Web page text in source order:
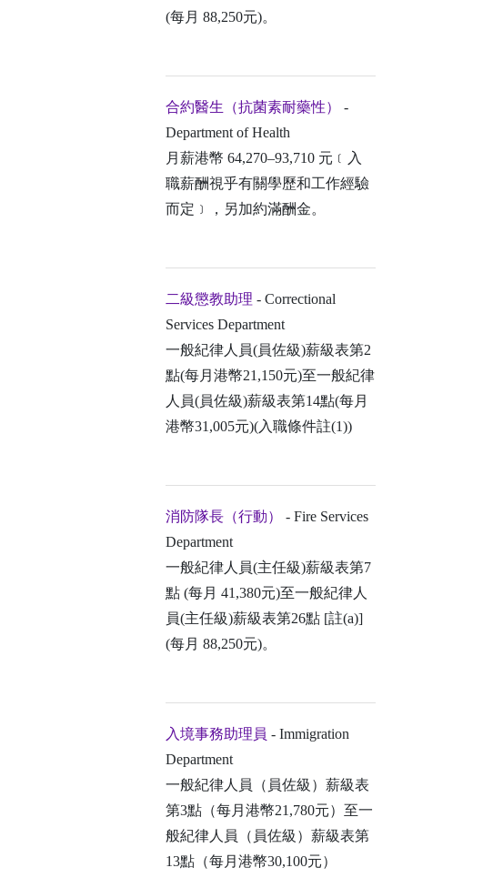
(每月 88,250元)。
合約醫生（抗菌素耐藥性）
-
Department of Health
月薪港幣 64,270–93,710 元﹝入
職薪酬視乎有關學歷和工作經驗
而定﹞，另加約滿酬金。
二級懲教助理 - Correctional
Services Department
一般紀律人員(員佐級)薪級表第2
點(每月港幣21,150元)至一般紀律
人員(員佐級)薪級表第14點(每月
港幣31,005元)(入職條件註(1))
消防隊長（行動）
- Fire Services
Department
一般紀律人員(主任級)薪級表第7
點 (每月 41,380元)至一般紀律人
員(主任級)薪級表第26點 [註(a)]
(每月 88,250元)。
入境事務助理員 - Immigration
Department
一般紀律人員（員佐級）薪級表
第3點（每月港幣21,780元）至一
般紀律人員（員佐級）薪級表第
13點（每月港幣30,100元）